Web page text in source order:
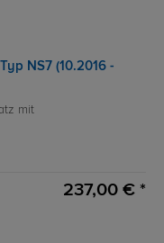
NS7 (10.2016 -
mit
237,00 € *